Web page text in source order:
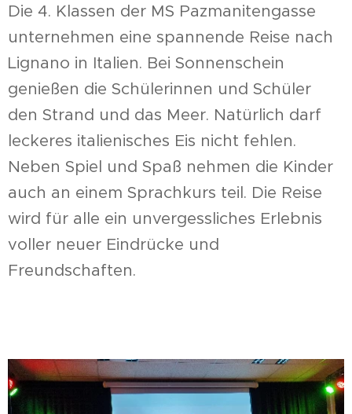
Die 4. Klassen der MS Pazmanitengasse
unternehmen eine spannende Reise nach
Lignano in Italien. Bei Sonnenschein
genießen die Schülerinnen und Schüler
den Strand und das Meer. Natürlich darf
leckeres italienisches Eis nicht fehlen.
Neben Spiel und Spaß nehmen die Kinder
auch an einem Sprachkurs teil. Die Reise
wird für alle ein unvergessliches Erlebnis
voller neuer Eindrücke und
Freundschaften.